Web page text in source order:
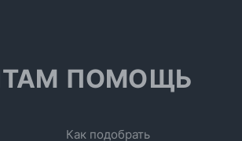
ПОМОЩЬ
Как подобрать